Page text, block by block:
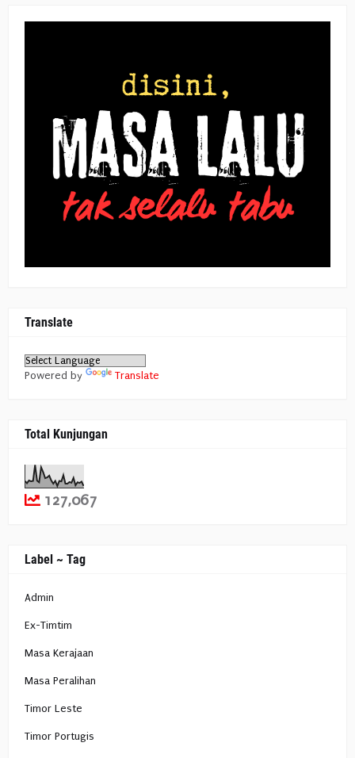
Translate
Powered by Translate
Total Kunjungan
127,067
Label ~ Tag
Admin
Ex-Timtim
Masa Kerajaan
Masa Peralihan
Timor Leste
Timor Portugis